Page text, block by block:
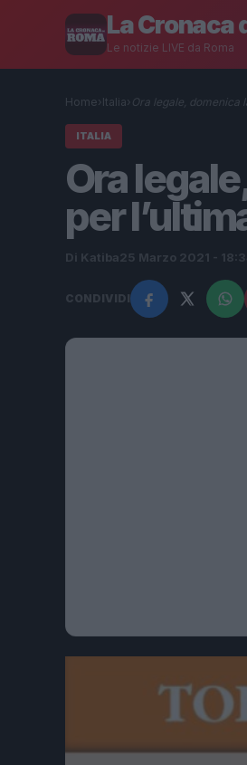
La Cronaca
Le notizie LIVE da Roma
Home› Italia› Ora legale, domenica
ITALIA
Ora
per
Di Katiba25 Marzo 2021 -
CONDIVIDI